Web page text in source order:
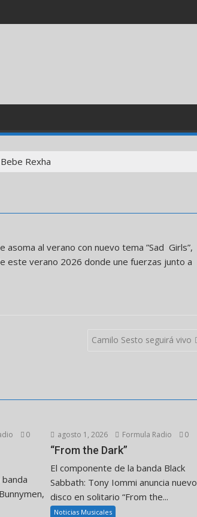
Rexha
al verano con nuevo tema ”Sad Girls”,
este verano 2026 donde une fuerzas junto a
Camilo Sesto seguirá vivo
0 agosto 1, 2026 Formula Radio 0
“From the Dark”
El componente de la banda Black
Sabbath: Tony Iommi anuncia nuevo
disco en solitario “From the...
Noticias Musicales